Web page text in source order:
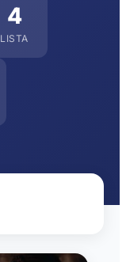
4
LISTA